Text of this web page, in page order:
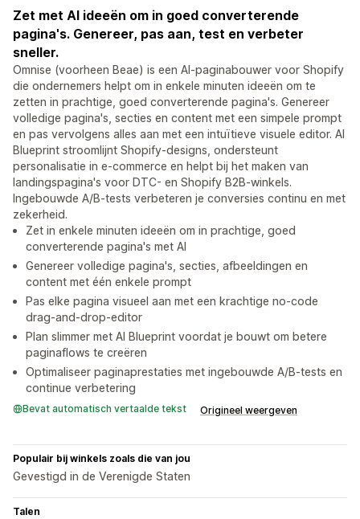
Zet met AI ideeën om in goed converterende
pagina's. Genereer, pas aan, test en verbeter
sneller.
Omnise (voorheen Beae) is een AI-paginabouwer voor Shopify
die ondernemers helpt om in enkele minuten ideeën om te
zetten in prachtige, goed converterende pagina's. Genereer
volledige pagina's, secties en content met een simpele prompt
en pas vervolgens alles aan met een intuïtieve visuele editor. AI
Blueprint stroomlijnt Shopify-designs, ondersteunt
personalisatie in e-commerce en helpt bij het maken van
landingspagina's voor DTC- en Shopify B2B-winkels.
Ingebouwde A/B-tests verbeteren je conversies continu en met
zekerheid.
Zet in enkele minuten ideeën om in prachtige, goed
converterende pagina's met AI
Genereer volledige pagina's, secties, afbeeldingen en
content met één enkele prompt
Pas elke pagina visueel aan met een krachtige no-code
drag-and-drop-editor
Plan slimmer met AI Blueprint voordat je bouwt om betere
paginaflows te creëren
Optimaliseer paginaprestaties met ingebouwde A/B-tests en
continue verbetering
Bevat automatisch vertaalde tekst Origineel weergeven
Populair bij winkels zoals die van jou
Gevestigd in de Verenigde Staten
Talen